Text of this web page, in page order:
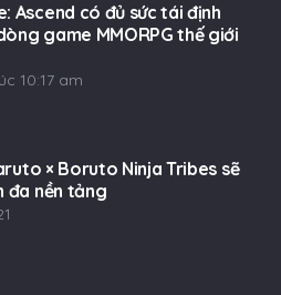
Ascend có đủ sức tái định
game MMORPG thế giới
10:17 am
× Boruto Ninja Tribes sẽ
đa nền tảng